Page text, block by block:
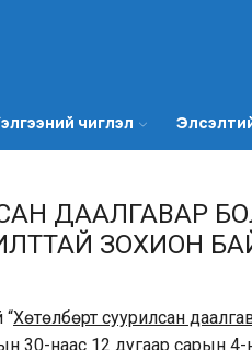
чиглэл
ДААЛГАВАР
ЗОХИОН
“Хөтөлбөрт суурилсан
30-наас 12 дугаар сарын 4-